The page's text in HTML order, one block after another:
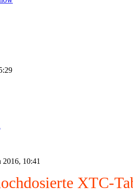
2016, 10:41
XTC-